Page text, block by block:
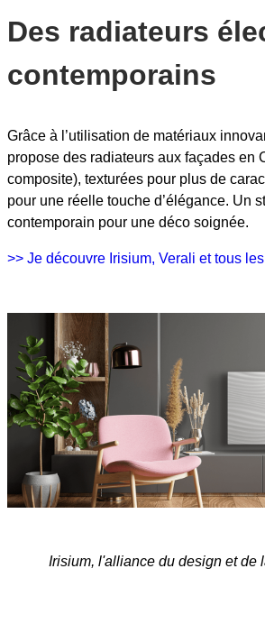
Des radiateurs
contemporains
Grâce à l’utilisation de matériaux
propose des radiateurs aux façades en
composite), texturées pour plus de
pour une réelle touche d’élégance. Un
contemporain pour une déco soignée.
>> Je découvre Irisium, Verali et tous
Irisium, l'alliance du design et de